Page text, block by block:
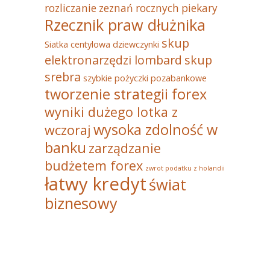
rozliczanie zeznań rocznych piekary
Rzecznik praw dłużnika
Siatka centylowa dziewczynki skup
elektronarzędzi lombard skup
srebra szybkie pożyczki pozabankowe
tworzenie strategii forex
wyniki dużego lotka z
wczoraj wysoka zdolność w
banku zarządzanie
budżetem forex zwrot podatku z holandii
łatwy kredytświat
biznesowy